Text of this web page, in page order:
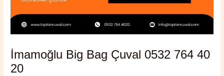
İmamoğlu Big Bag Çuval 0532 764 40
20